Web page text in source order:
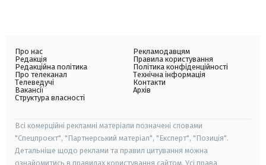
Про нас
Редакція
Редакційна політика
Про телеканал
Телеведучі
Вакансії
Структура власності
Рекламодавцям
Правила користування
Політика конфіденційності
Технічна інформація
Контакти
Архів
Всі комерційні рекламні матеріали позначені словами
"Спецпроєкт", "Партнерський матеріал", "Експерт", "Позиція".
Детальніше щодо реклами та правил цитування можна
ознайомитись в правилах користування сайтом. Усі права